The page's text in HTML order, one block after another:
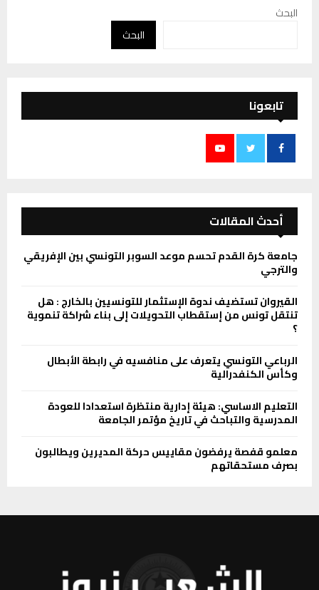
البحث
البحث
تابعونا
أحدث المقالات
جامعة كرة القدم تحسم موعد السوبر التونسي بين الإفريقي
والترجي
القيروان تستضيف ندوة الإستثمار للتونسيين بالخارج : هل
تنتقل تونس من إستقطاب التحويلات إلى بناء شراكة تنموية
؟
الرباعي التونسي يتعرف على منافسيه في رابطة الأبطال
وكأس الكنفدرالية
التعليم الاساسي: هيئة إدارية منتظرة استعدادا للعودة
المدرسية والتباحث في تاريخ مؤتمر الجامعة
معلمو قفصة يرفضون مقاييس حركة المديرين ويطالبون
بصرف مستحقاتهم